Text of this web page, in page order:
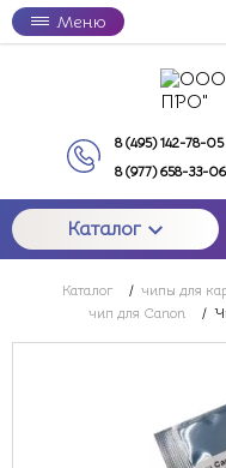
Меню
8 (495) 142-78-05
8 (977) 658-33-
Каталог
Каталог / чипы для
чип для Canon
/